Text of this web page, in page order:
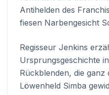
Antihelden des
fiesen Narbengesicht
Regisseur Jenkins
Ursprungsgeschichte
Rückblenden, die ganz
Löwenheld Simba